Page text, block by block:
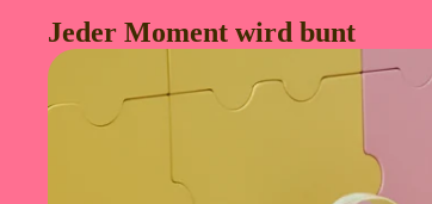
Jeder Moment wird bunt